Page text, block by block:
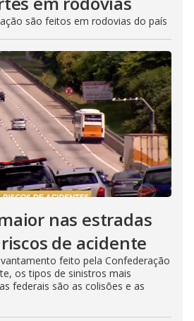
são feitos em rodovias do país
nas estradas
de acidente
feito pela Confederação
os tipos de sinistros mais
federais são as colisões e as